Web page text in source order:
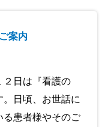
案内
日は『看護の
。日頃、お世話に
る患者様やそのご